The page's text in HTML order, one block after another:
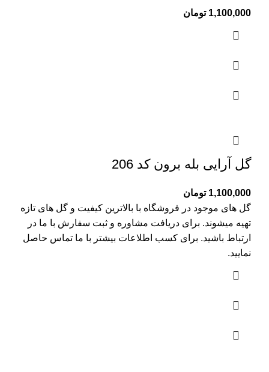
1,100,000 تومان
گل آرایی بله برون کد 206
1,100,000 تومان
گل های موجود در فروشگاه با بالاترین کیفیت و گل های تازه
تهیه میشوند. برای دریافت مشاوره و ثبت سفارش با ما در
ارتباط باشید. برای کسب اطلاعات بیشتر با ما تماس حاصل
نمایید.